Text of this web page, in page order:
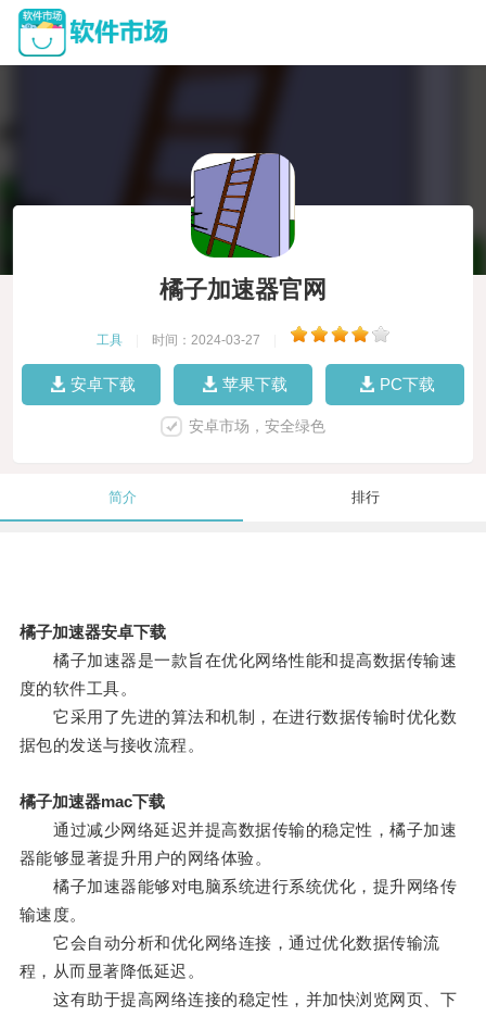
橘子加速器官网
工具 时间：2024-03-27
安卓下载 苹果下载 PC下载
安卓市场，安全绿色
简介 排行
橘子加速器安卓下载
橘子加速器是一款旨在优化网络性能和提高数据传输速
度的软件工具。
它采用了先进的算法和机制，在进行数据传输时优化数
据包的发送与接收流程。
橘子加速器mac下载
通过减少网络延迟并提高数据传输的稳定性，橘子加速
器能够显著提升用户的网络体验。
橘子加速器能够对电脑系统进行系统优化，提升网络传
输速度。
它会自动分析和优化网络连接，通过优化数据传输流
程，从而显著降低延迟。
这有助于提高网络连接的稳定性，并加快浏览网页、下